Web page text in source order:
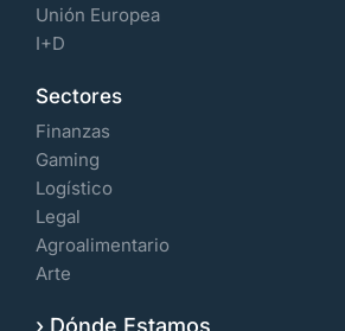
Unión Europea
I+D
Sectores
Finanzas
Gaming
Logístico
Legal
Agroalimentario
Arte
› Dónde Estamos